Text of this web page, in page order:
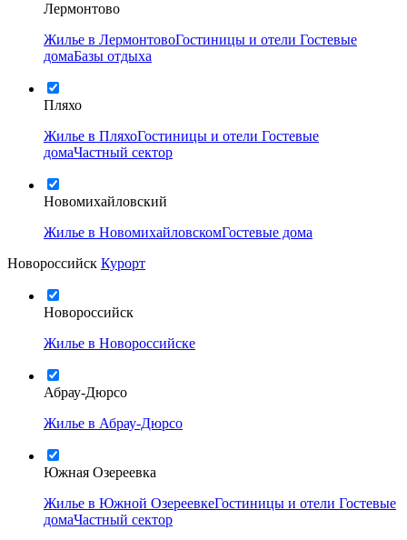
Лермонтово
Жилье в ЛермонтовоГостиницы и отели Гостевые
домаБазы отдыха
Пляхо
Жилье в ПляхоГостиницы и отели Гостевые
домаЧастный сектор
Новомихайловский
Жилье в НовомихайловскомГостевые дома
Новороссийск Курорт
Новороссийск
Жилье в Новороссийске
Абрау-Дюрсо
Жилье в Абрау-Дюрсо
Южная Озереевка
Жилье в Южной ОзереевкеГостиницы и отели Гостевые
домаЧастный сектор